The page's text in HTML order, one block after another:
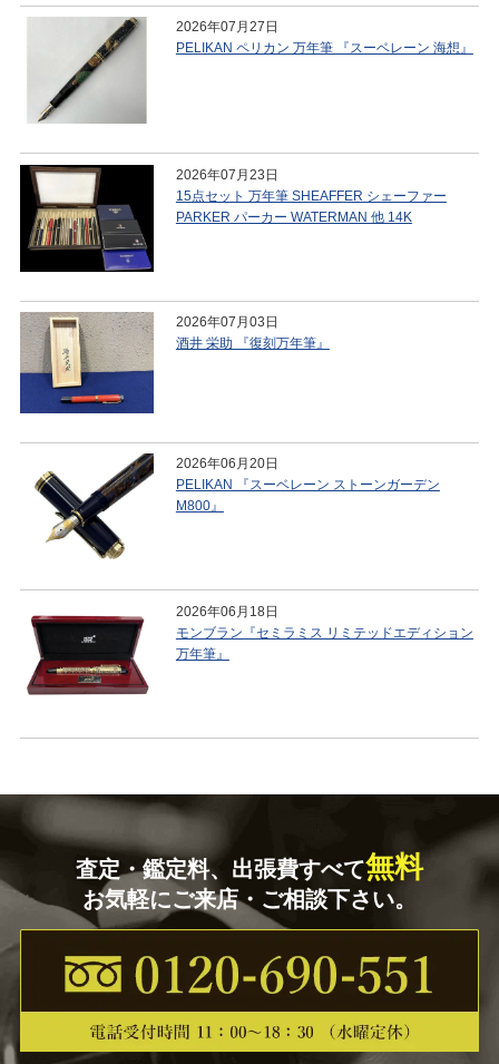
2026年07月27日
PELIKAN ペリカン 万年筆 『スーベレーン 海想』
2026年07月23日
15点セット 万年筆 SHEAFFER シェーファー
PARKER パーカー WATERMAN 他 14K
2026年07月03日
酒井 栄助 『復刻万年筆』
2026年06月20日
PELIKAN 『スーベレーン ストーンガーデン
M800』
2026年06月18日
モンブラン『セミラミス リミテッドエディション
万年筆』
査定・鑑定料、出張費すべて無料
お気軽にご来店・ご相談下さい。